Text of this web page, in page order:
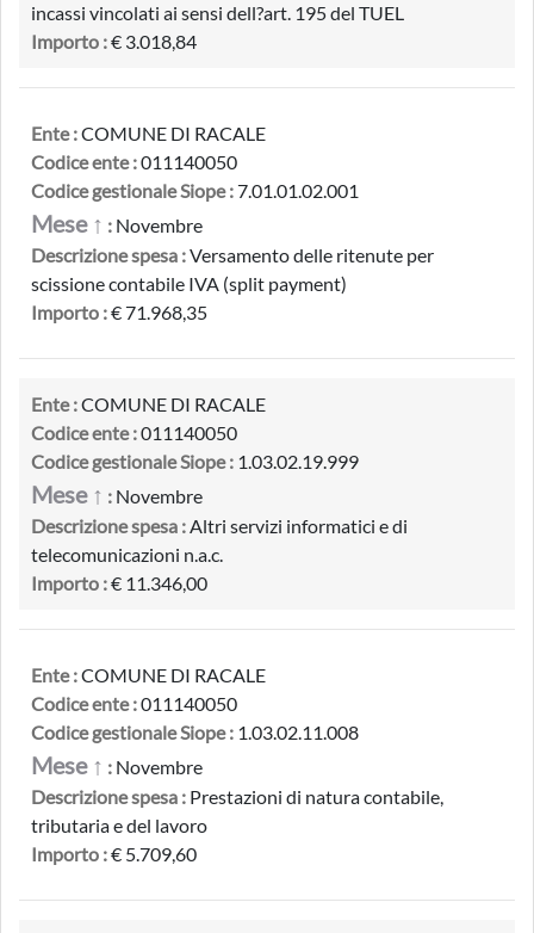
incassi vincolati ai sensi dell?art. 195 del TUEL
Importo :€ 3.018,84
Ente :COMUNE DI RACALE
Codice ente :011140050
Codice gestionale Siope :7.01.01.02.001
Mese ↑ : Novembre
Descrizione spesa :Versamento delle ritenute per
scissione contabile IVA (split payment)
Importo :€ 71.968,35
Ente :COMUNE DI RACALE
Codice ente :011140050
Codice gestionale Siope : 1.03.02.19.999
Mese ↑ : Novembre
Descrizione spesa :Altri servizi informatici e di
telecomunicazioni n.a.c.
Importo :€ 11.346,00
Ente :COMUNE DI RACALE
Codice ente :011140050
Codice gestionale Siope : 1.03.02.11.008
Mese ↑ : Novembre
Descrizione spesa : Prestazioni di natura contabile,
tributaria e del lavoro
Importo :€ 5.709,60